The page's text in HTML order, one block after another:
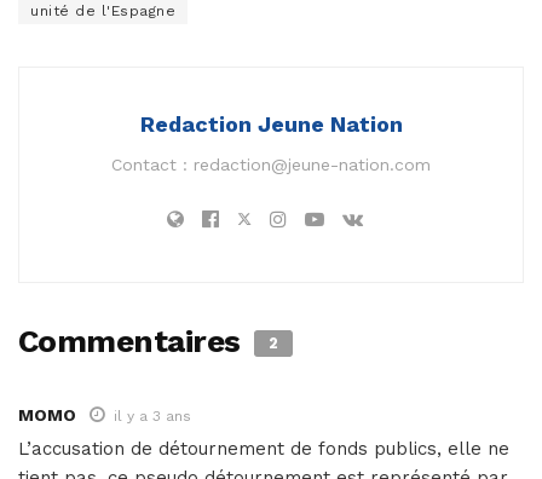
unité de l'Espagne
Redaction Jeune Nation
Contact : redaction@jeune-nation.com
Commentaires 2
MOMO il y a 3 ans
L’accusation de détournement de fonds publics, elle ne